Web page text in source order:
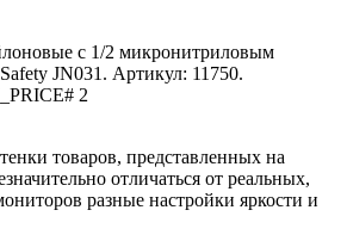
товаров, представленных на
отличаться от реальных,
разные настройки яркости и